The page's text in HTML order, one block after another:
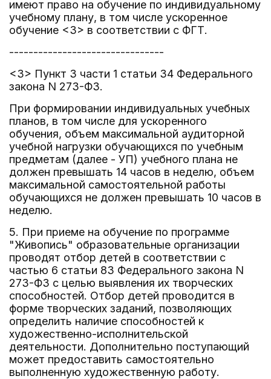
имеют право на обучение по индивидуальному
учебному плану, в том числе ускоренное
обучение <3> в соответствии с ФГТ.
--------------------------------
<3> Пункт 3 части 1 статьи 34 Федерального
закона N 273-ФЗ.
При формировании индивидуальных учебных
планов, в том числе для ускоренного
обучения, объем максимальной аудиторной
учебной нагрузки обучающихся по учебным
предметам (далее - УП) учебного плана не
должен превышать 14 часов в неделю, объем
максимальной самостоятельной работы
обучающихся не должен превышать 10 часов в
неделю.
5. При приеме на обучение по программе
"Живопись" образовательные организации
проводят отбор детей в соответствии с
частью 6 статьи 83 Федерального закона N
273-ФЗ с целью выявления их творческих
способностей. Отбор детей проводится в
форме творческих заданий, позволяющих
определить наличие способностей к
художественно-исполнительской
деятельности. Дополнительно поступающий
может предоставить самостоятельно
выполненную художественную работу.